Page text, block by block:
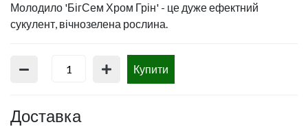
Молодило 'БігСем Хром Грін' - це дуже ефектний
сукулент, вічнозелена рослина.
Купити
Доставка